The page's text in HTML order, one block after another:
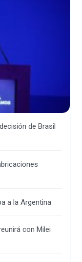
de Brasil
a la Argentina
con Milei